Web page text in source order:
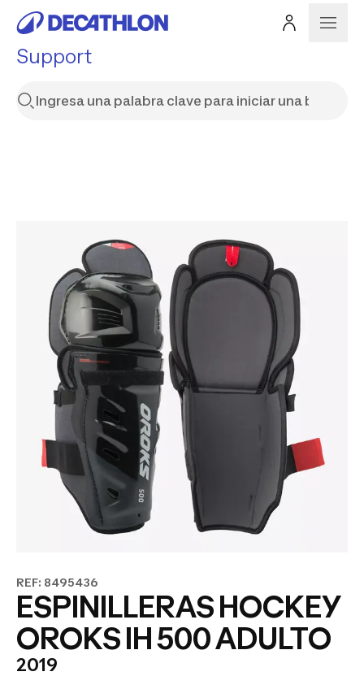
Support
REF: 8495436
ESPINILLERAS HOCKEY
OROKS IH 500 ADULTO
2019